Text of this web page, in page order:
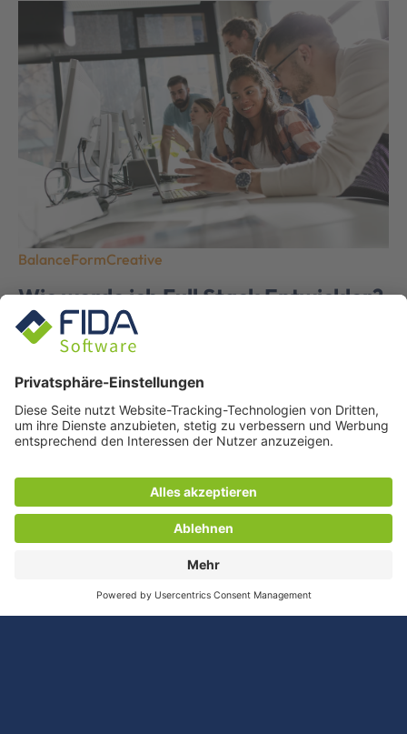
FIDA WEBSITE
BalanceFormCreative
Wie werde ich Full Stack Entwickler?
AlsFull Stack Developer
fundierte Ausbildung oder ein Studium im Bereich der
Informatik haben. Du kannst beispielsweise eine
Ausbildung zum Fachinformatiker
Informatikstudiuman einer Fachhochschule oder
Universität abschließen. Beide Wege bieten Dir die
erfolgreich zu sein und die vielseitigen Anforderungen
eines Full Stack Entwicklers zu meistern.
Für diejenigen, die bereits eine andere berufliche
Richtung eingeschlagen haben, gibt es auch die
Möglichkeit, als
Quereinsteiger in den Beruf einzutreten.